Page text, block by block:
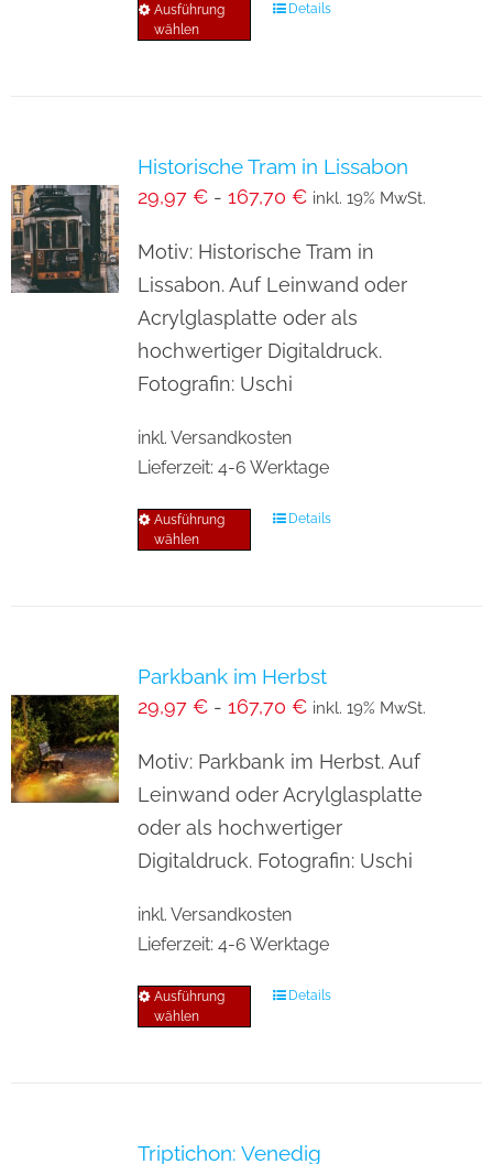
Ausführung
wählen
Dieses
auf.
Optionen
können
auf
der
Produktseite
werden
Details
Historische Tram in Lissabon
29,97 €- 167,70 € inkl. 19% MwSt.
Motiv: Historische Tram in
Lissabon. Auf Leinwand oder
Acrylglasplatte oder als
hochwertiger Digitaldruck.
Fotografin: Uschi
inkl. Versandkosten
Lieferzeit: 4-6 Werktage
Ausführung
wählen
Dieses
auf.
Optionen
können
auf
der
gewählt
werden
Details
Parkbank im Herbst
29,97 €- 167,70 € inkl. 19% MwSt.
Motiv: Parkbank im Herbst. Auf
Leinwand oder Acrylglasplatte
oder als hochwertiger
Digitaldruck. Fotografin: Uschi
inkl. Versandkosten
Lieferzeit: 4-6 Werktage
Ausführung
wählen
Dieses
Details
Triptichon: Venedig